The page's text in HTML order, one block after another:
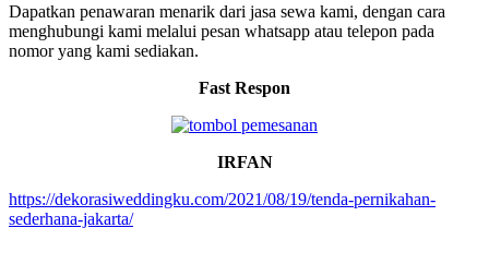
Dapatkan penawaran menarik dari jasa sewa kami, dengan cara
menghubungi kami melalui pesan whatsapp atau telepon pada
nomor yang kami sediakan.
Fast Respon
IRFAN
https://dekorasiweddingku.com/2021/08/19/tenda-pernikahan-
sederhana-jakarta/